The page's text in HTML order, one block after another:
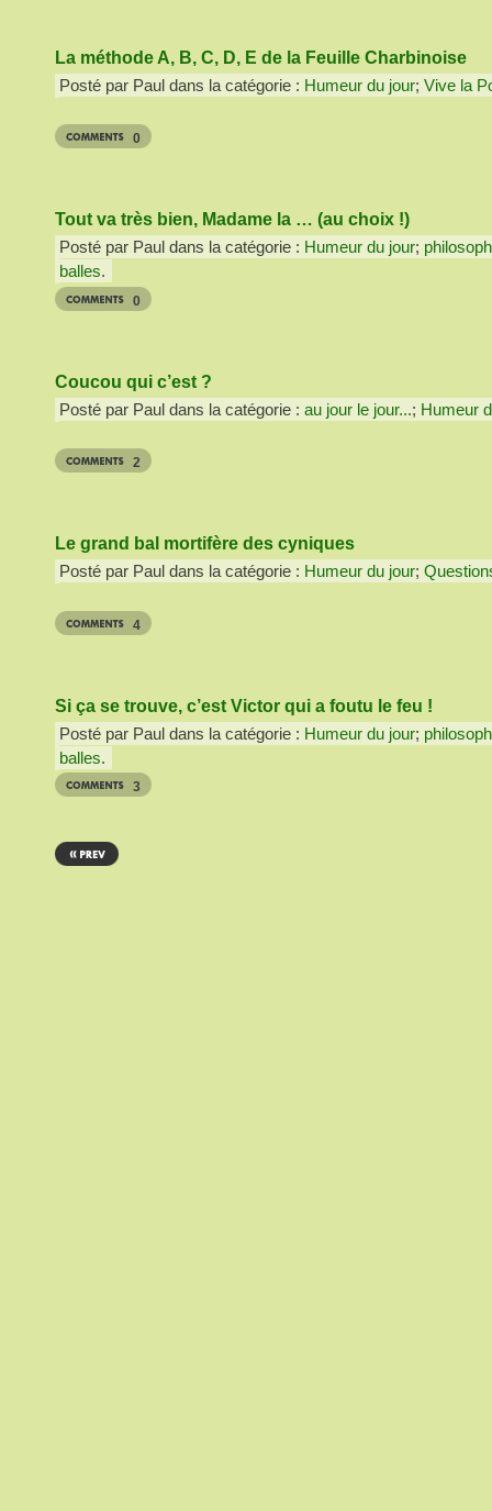
La méthode A, B, C, D, E de la Feuille Charbinoise
Posté par Paul dans la catégorie : Humeur du jour; Vive la
0
Tout va très bien, Madame la … (au choix !)
Posté par Paul dans la catégorie : Humeur du jour;
balles.
0
Coucou qui c’est ?
Posté par Paul dans la catégorie : au jour le jour...; Humeur
2
Le grand bal mortifère des cyniques
Posté par Paul dans la catégorie : Humeur du jour;
4
Si ça se trouve, c’est Victor qui a foutu le feu !
Posté par Paul dans la catégorie : Humeur du jour;
balles.
3